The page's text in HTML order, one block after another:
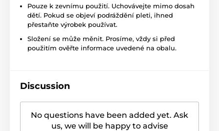
Pouze k zevnímu použití. Uchovávejte mimo dosah
dětí. Pokud se objeví podráždění pleti, ihned
přestaňte výrobek používat.
Složení se může měnit. Prosíme, vždy si před
použitím ověřte informace uvedené na obalu.
Discussion
No questions have been added yet. Ask
us, we will be happy to advise